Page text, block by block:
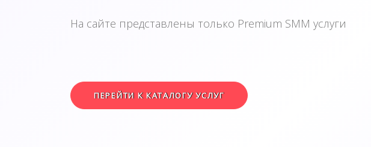
На сайте представлены только Premium SMM услуги
ПЕРЕЙТИ К КАТАЛОГУ УСЛУГ